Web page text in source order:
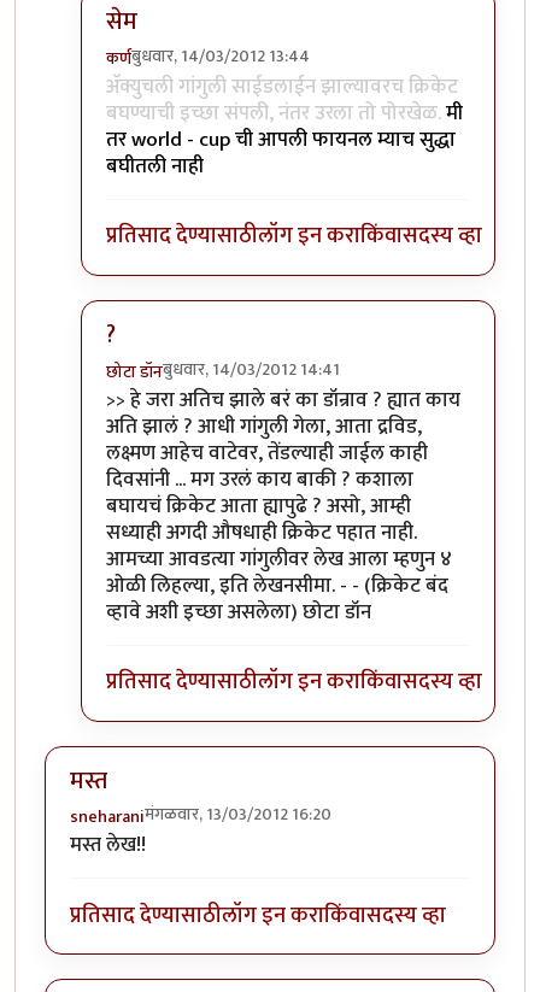
सेम
कर्णबुधवार, 14/03/2012 13:44
In reply toखी खी खी...byसोत्रि
अ‍ॅक्युचली गांगुली साईडलाईन झाल्यावरच क्रिकेट
बघण्याची इच्छा संपली, नंतर उरला तो पोरखेळ.मी
तर world - cup ची आपली फायनल म्याच सुद्धा
बघीतली नाही
प्रतिसाद देण्यासाठीलॉग इन कराकिंवासदस्य व्हा
?
छोटा डॉनबुधवार, 14/03/2012 14:41
In reply toखी खी खी...byसोत्रि
>> हे जरा अतिच झाले बरं का डॉन्राव ? ह्यात काय
अति झालं ? आधी गांगुली गेला, आता द्रविड,
लक्ष्मण आहेच वाटेवर, तेंडल्याही जाईल काही
दिवसांनी ... मग उरलं काय बाकी ? कशाला
बघायचं क्रिकेट आता ह्यापुढे ? असो, आम्ही
सध्याही अगदी औषधाही क्रिकेट पहात नाही.
आमच्या आवडत्या गांगुलीवर लेख आला म्हणुन ४
ओळी लिहल्या, इति लेखनसीमा. - - (क्रिकेट बंद
व्हावे अशी इच्छा असलेला) छोटा डॉन
प्रतिसाद देण्यासाठीलॉग इन कराकिंवासदस्य व्हा
मस्त
sneharaniमंगळवार, 13/03/2012 16:20
मस्त लेख!!
प्रतिसाद देण्यासाठीलॉग इन कराकिंवासदस्य व्हा